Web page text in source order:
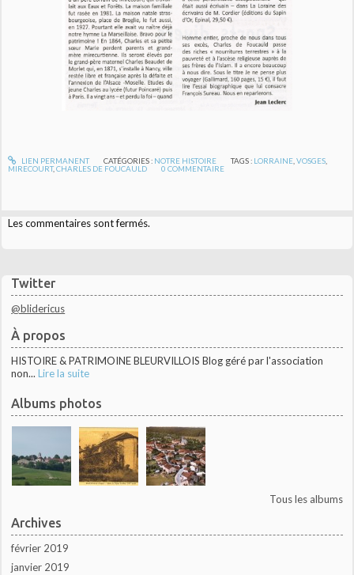
Twitter
@blidericus
À propos
HISTOIRE & PATRIMOINE BLEURVILLOIS Blog géré par l'association
non... Lire la suite
Albums photos
Tous les albums
Archives
février 2019
janvier 2019
LIEN PERMANENT CATÉGORIES : NOTRE HISTOIRE TAGS : LORRAINE ,VOSGES
MIRECOURT,CHARLES DE FOUCAULD 0 COMMENTAIRE
Les commentaires sont fermés.